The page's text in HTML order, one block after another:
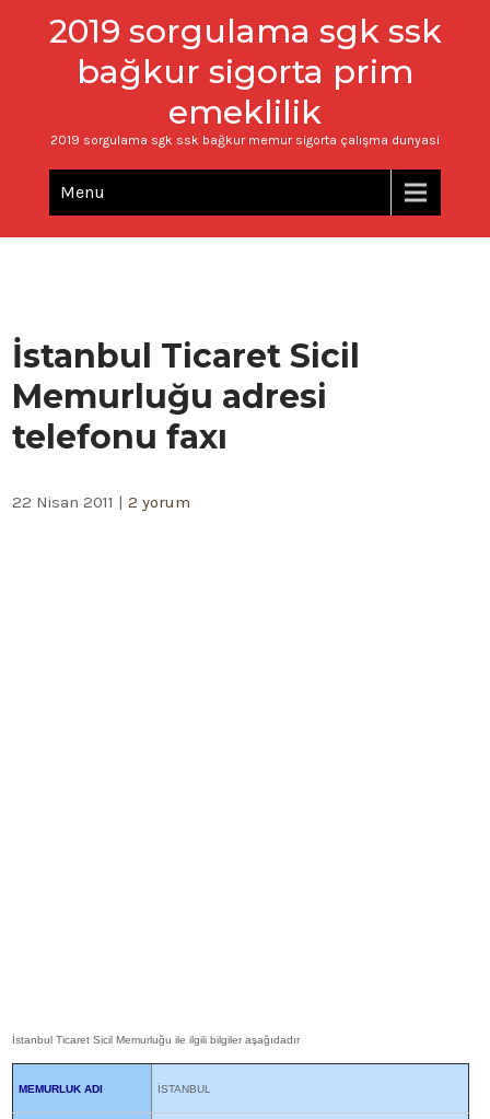
2019 sorgulama sgk ssk
bağkur sigorta prim
emeklilik
2019 sorgulama sgk ssk bağkur memur sigorta çalışma dunyasi
Menu
İstanbul Ticaret Sicil
Memurluğu adresi
telefonu faxı
22 Nisan 2011 |2 yorum
İstanbul Ticaret Sicil Memurluğu ile ilgili bilgiler aşağıdadır
MEMURLUK ADI İSTANBUL